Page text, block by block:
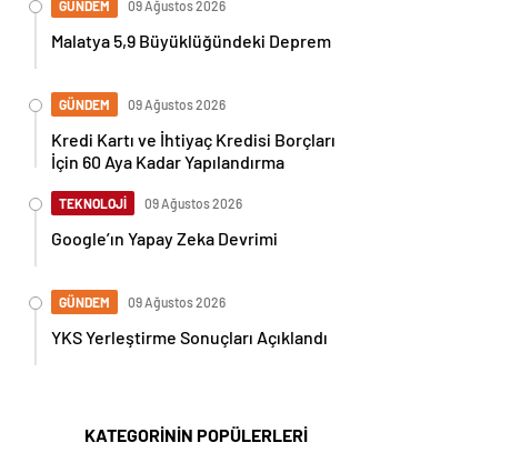
GÜNDEM 09 Ağustos 2026
Malatya 5,9 Büyüklüğündeki Deprem
GÜNDEM 09 Ağustos 2026
Kredi Kartı ve İhtiyaç Kredisi Borçları
İçin 60 Aya Kadar Yapılandırma
TEKNOLOJİ 09 Ağustos 2026
Google’ın Yapay Zeka Devrimi
GÜNDEM 09 Ağustos 2026
YKS Yerleştirme Sonuçları Açıklandı
KATEGORİNİN POPÜLERLERİ